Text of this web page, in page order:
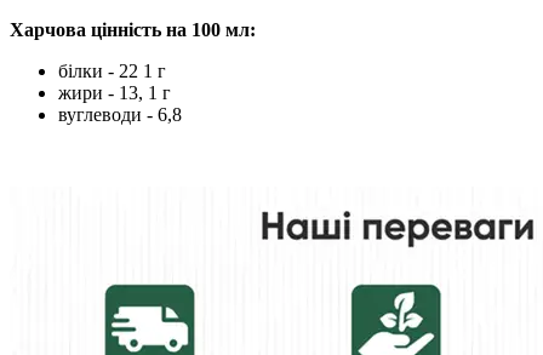
Харчова цінність на 100 мл:
білки - 22 1 г
жири - 13, 1 г
вуглеводи - 6,8